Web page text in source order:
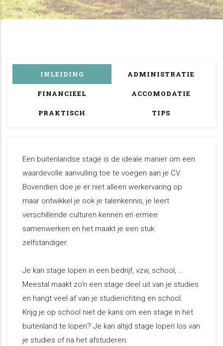
INLEIDING ADMINISTRATIE
FINANCIEEL ACCOMODATIE
PRAKTISCH TIPS
Een buitenlandse stage is de ideale manier om een
waardevolle aanvulling toe te voegen aan je CV.
Bovendien doe je er niet alleen werkervaring op
maar ontwikkel je ook je talenkennis, je leert
verschillende culturen kennen en ermee
samenwerken en het maakt je een stuk
zelfstandiger.
Je kan stage lopen in een bedrijf, vzw, school, …
Meestal maakt zo’n een stage deel uit van je studies
en hangt veel af van je studierichting en school.
Krijg je op school niet de kans om een stage in het
buitenland te lopen? Je kan altijd stage lopen los van
je studies of na het afstuderen.